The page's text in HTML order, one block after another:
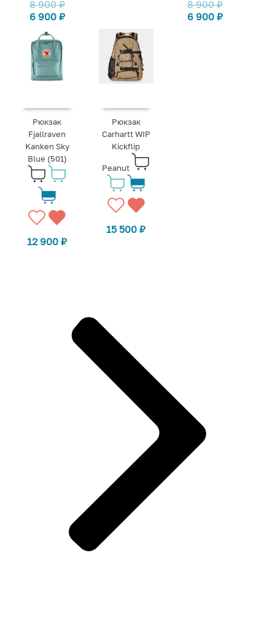
8 900₽
6 900 ₽
8 900₽
6 900₽
Рюкзак
Fjallraven
Kanken Sky
Blue (501)
12 900₽
Рюкзак
Carhartt WIP
Kickflip
Peanut
15 500₽